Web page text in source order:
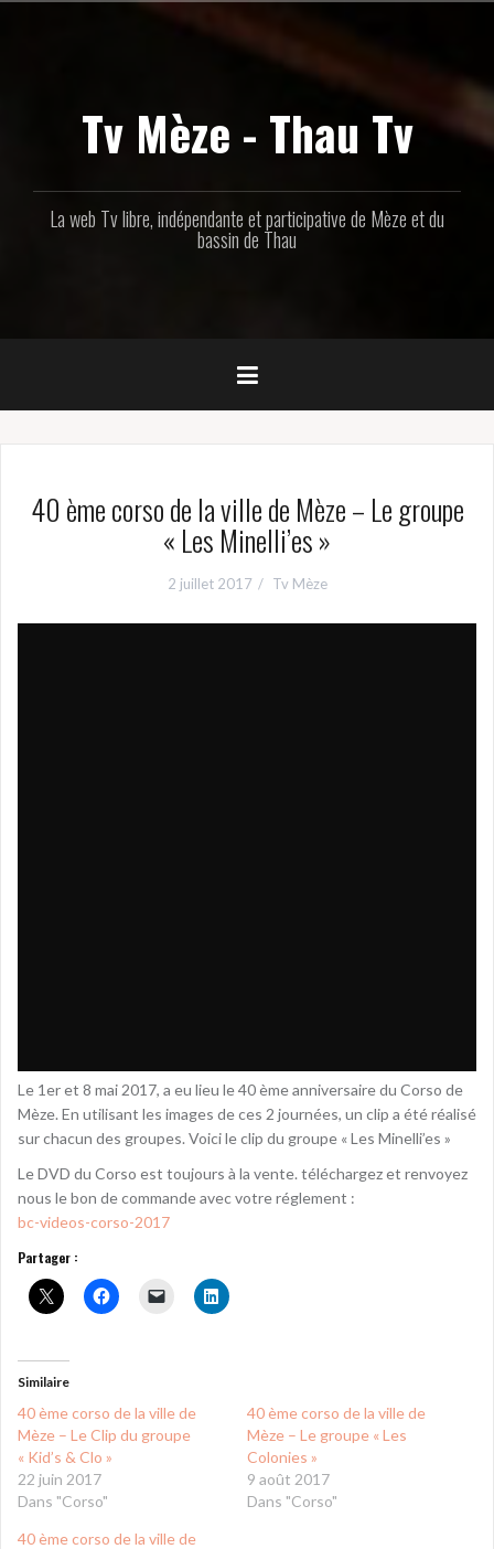
Tv Mèze - Thau Tv
La web Tv libre, indépendante et participative de Mèze et du
bassin de Thau
40 ème corso de la ville de Mèze – Le groupe
« Les Minelli’es »
2 juillet 2017 Tv Mèze
Le 1er et 8 mai 2017, a eu lieu le 40 ème anniversaire du Corso de
Mèze. En utilisant les images de ces 2 journées, un clip a été réalisé
sur chacun des groupes. Voici le clip du groupe « Les Minelli’es »
Le DVD du Corso est toujours à la vente. téléchargez et renvoyez
nous le bon de commande avec votre réglement :
bc-videos-corso-2017
Partager :
Similaire
40 ème corso de la ville de
Mèze – Le Clip du groupe
« Kid’s & Clo »
22 juin 2017
Dans "Corso"
40 ème corso de la ville de
Mèze – Le groupe « Les
Colonies »
9 août 2017
Dans "Corso"
40 ème corso de la ville de